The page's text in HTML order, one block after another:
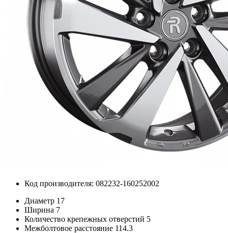
Код производителя: 082232-160252002
Диаметр 17
Ширина 7
Количество крепежных отверстий 5
Межболтовое расстояние 114.3